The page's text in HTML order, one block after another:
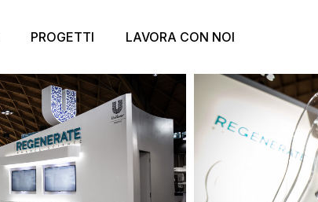
PROGETTI LAVORA CON NOI